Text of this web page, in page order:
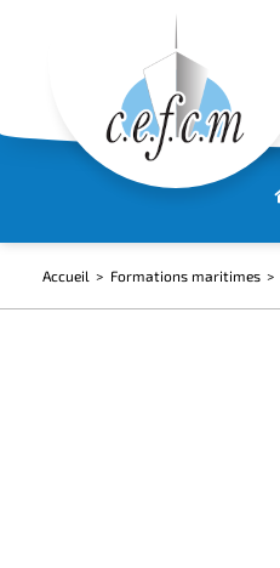
Accueil Formations maritimes